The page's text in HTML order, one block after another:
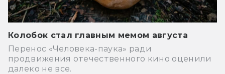
Колобок стал главным мемом августа
Перенос «Человека-паука» ради
продвижения отечественного кино оценили
далеко не все.